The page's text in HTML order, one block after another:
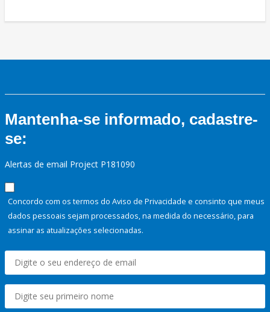
Mantenha-se informado, cadastre-
se:
Alertas de email Project P181090
Concordo com os termos do Aviso de Privacidade e consinto que meus
dados pessoais sejam processados, na medida do necessário, para
assinar as atualizações selecionadas.